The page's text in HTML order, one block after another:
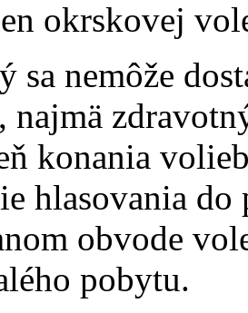
okrskovej
sa nemôže
najmä
konania
hlasovania do
obvode
pobytu.